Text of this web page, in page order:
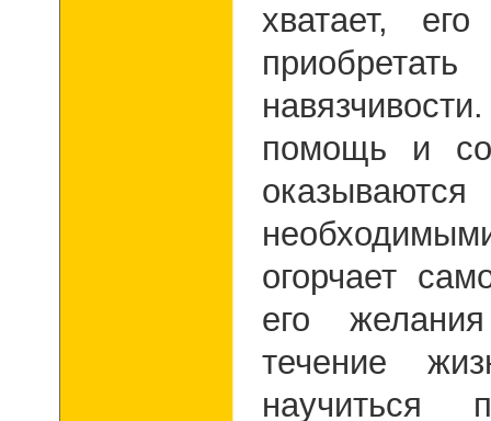
хватает,
помощь и
огорчает
его
течение
научиться